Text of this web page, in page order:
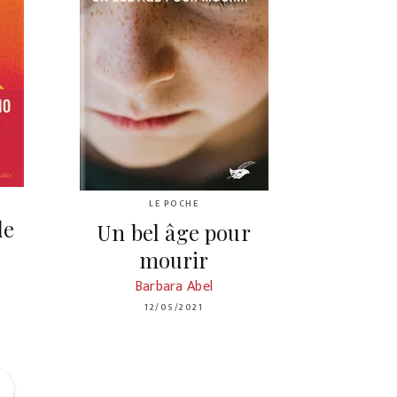
LE POCHE
Un bel âge pour
mourir
Barbara Abel
12/05/2021